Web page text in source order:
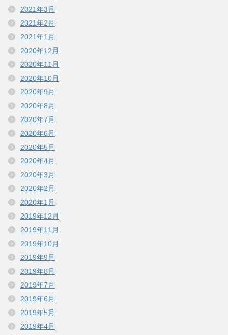
2021年3月
2021年2月
2021年1月
2020年12月
2020年11月
2020年10月
2020年9月
2020年8月
2020年7月
2020年6月
2020年5月
2020年4月
2020年3月
2020年2月
2020年1月
2019年12月
2019年11月
2019年10月
2019年9月
2019年8月
2019年7月
2019年6月
2019年5月
2019年4月